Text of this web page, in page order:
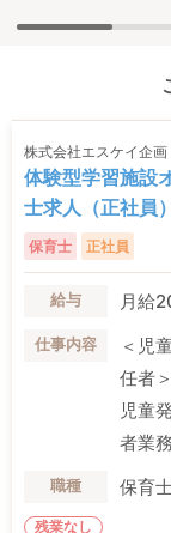
株式会社エスケイ企画
体験型学習施設
士求人（正社員）
保育士 正社員
給与 月給
仕事内容
＜児
任者
児童
者業
職種 保育
残業なし